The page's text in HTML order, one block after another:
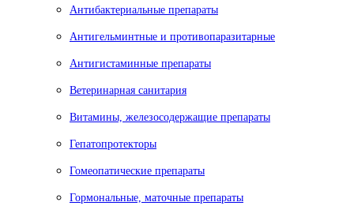
Антибактериальные препараты
Антигельминтные и противопаразитарные
Антигистаминные препараты
Ветеринарная санитария
Витамины, железосодержащие препараты
Гепатопротекторы
Гомеопатические препараты
Гормональные, маточные препараты